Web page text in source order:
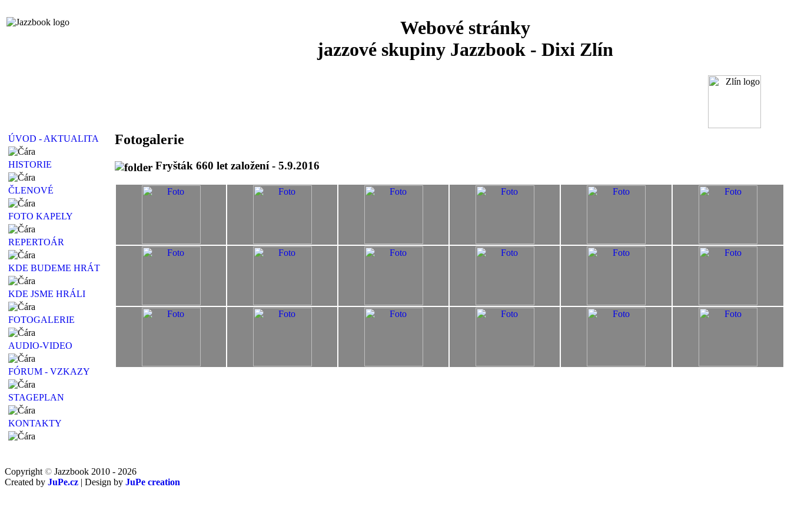
Webové stránky
jazzové skupiny Jazzbook - Dixi Zlín
ÚVOD - AKTUALITA
HISTORIE
ČLENOVÉ
FOTO KAPELY
REPERTOÁR
KDE BUDEME HRÁT
KDE JSME HRÁLI
FOTOGALERIE
AUDIO-VIDEO
FÓRUM - VZKAZY
STAGEPLAN
KONTAKTY
Fotogalerie
Fryšták 660 let založení - 5.9.2016
Copyright © Jazzbook 2010 - 2026
Created by JuPe.cz | Design by JuPe creation